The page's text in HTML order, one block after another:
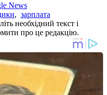
News
, зарплата
необхідний текст і
про це редакцію.